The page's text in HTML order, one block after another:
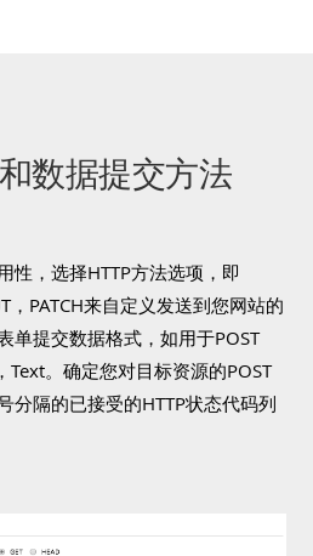
数据提交方法
性，选择HTTP方法选项，即
，PATCH来自定义发送到您网站的
单提交数据格式，如用于POST
Text。确定您对目标资源的POST
分隔的已接受的HTTP状态代码列